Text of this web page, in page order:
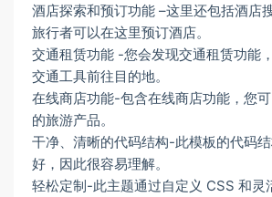
酒店探索和预订功能 –这里还包括酒店
旅行者可以在这里预订酒店。
交通租赁功能 -您会发现交通租赁功能
交通工具前往目的地。
在线商店功能-包含在线商店功能，您
的旅游产品。
干净、清晰的代码结构-此模板的代码
好，因此很容易理解。
轻松定制-此主题通过自定义 CSS 和灵